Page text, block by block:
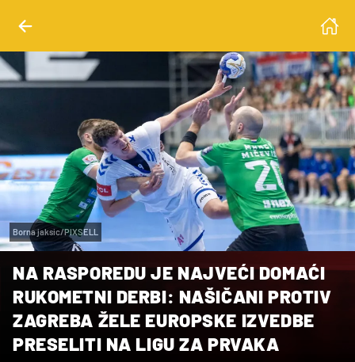
Borna jaksic/PIXSELL
NA RASPOREDU JE NAJVEĆI DOMAĆI
RUKOMETNI DERBI: NAŠIČANI PROTIV
ZAGREBA ŽELE EUROPSKE IZVEDBE
PRESELITI NA LIGU ZA PRVAKA